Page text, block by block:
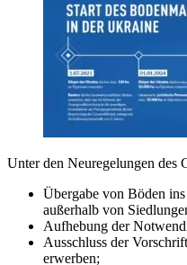
Unter den Neuregelungen des
Übergabe von Böden
außerhalb von
Aufhebung der
Ausschluss der
erwerben;